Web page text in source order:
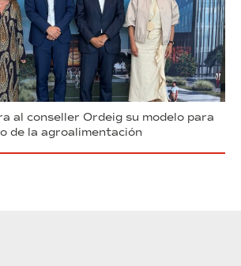
al conseller Ordeig su modelo para
de la agroalimentación